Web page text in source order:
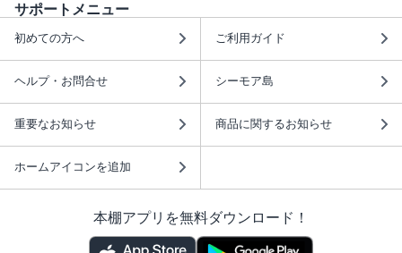
サポートメニュー
初めての方へ ご利用ガイド
ヘルプ・お問合せ シーモア島
重要なお知らせ 商品に関するお知らせ
ホームアイコンを追加
本棚アプリを無料ダウンロード！